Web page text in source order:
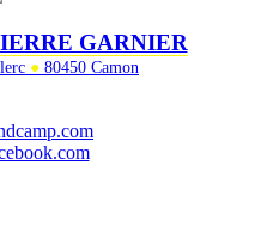
GARNIER
● 80450 Camon